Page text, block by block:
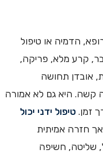
הדמיה או טיפול
קרע מלא, פריקה,
אובדן תחושה
קשה. היא גם לא אמורה
זמן. טיפול ידני יכול
חזרה אמיתית
שליטה, חשיפה